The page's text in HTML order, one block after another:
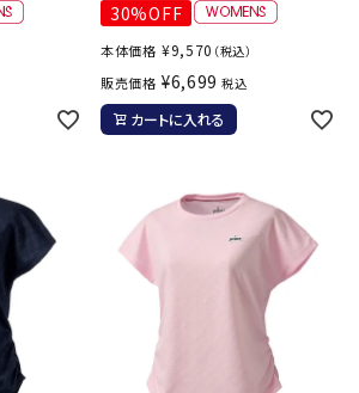
30%OFF
本体価格 ¥9,570 （税込）
販売価格 ¥6,699 税込
カートに入れる